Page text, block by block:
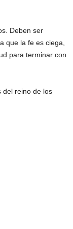
Deben ser
que la fe es ciega,
para terminar con
del reino de los